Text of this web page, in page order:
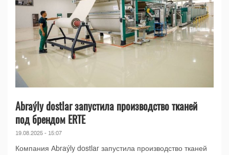
Abraýly dostlar запустила производство тканей
под брендом ERTE
19.08.2025 - 15:07
Компания Abraýly dostlar запустила производство тканей